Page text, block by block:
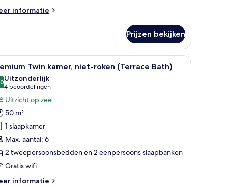
informatie
Prijzen bekijken
groot bed, een klein tafeltje, een televisie en een houten bureau.
Een hotelkamer met twee bedden, houten
15 Twin kamer, niet-roken (Terrace Bath)
van 10
Uitzonderlijk
4 beoordelingen
(4
beoordelingen)
Uitzicht op zee
50 m²
1 slaapkamer
Max. aantal: 6
2 tweepersoonsbedden en 2 eenpersoons slaapbanken
Gratis wifi
informatie